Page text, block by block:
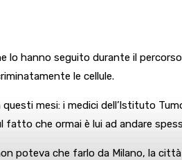
hanno seguito durante il
le cellule.
mesi: i medici dell’Istituto
che ormai è lui ad andare
poteva che farlo da Milano, la